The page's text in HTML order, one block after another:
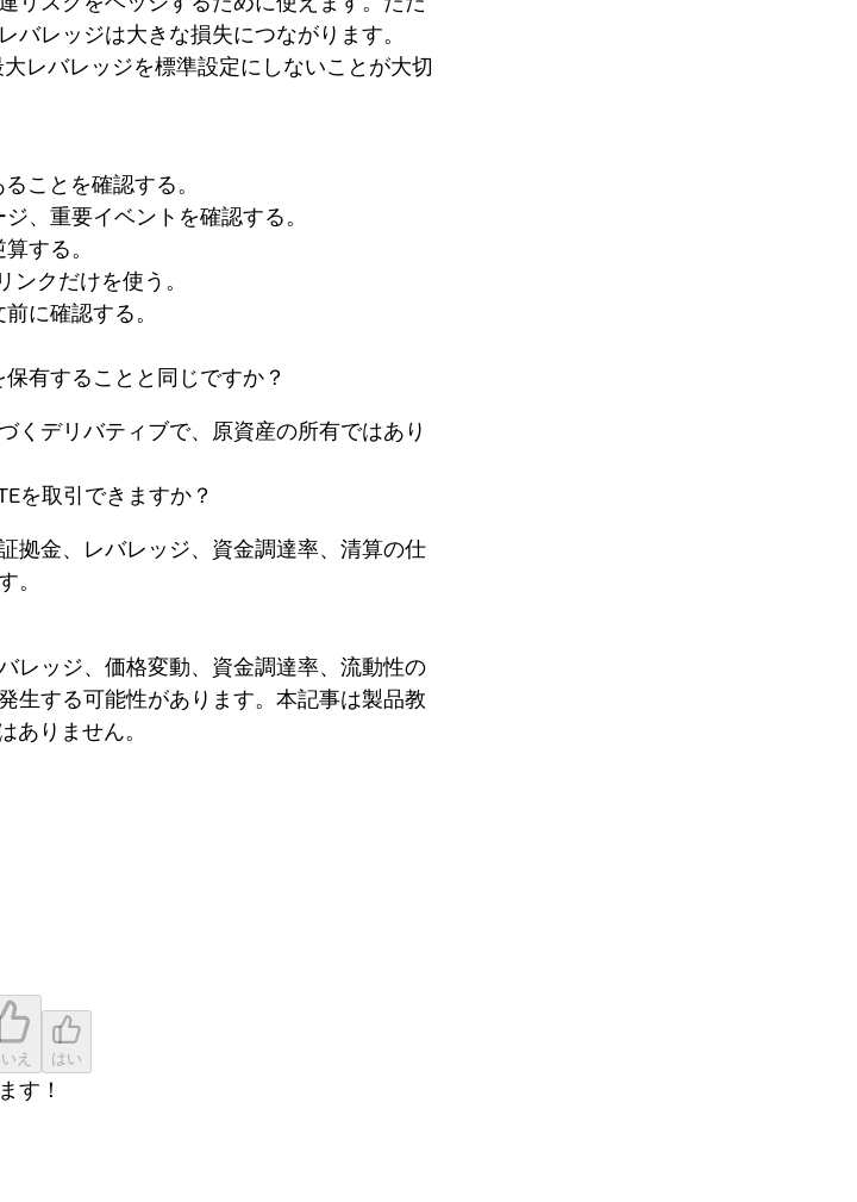
バレッジは大きな損失につながります。
レバレッジを標準設定にしないことが大切
ことを確認する。
、重要イベントを確認する。
する。
ンクだけを使う。
に確認する。
有することと同じですか？
くデリバティブで、原資産の所有ではあり
を取引できますか？
拠金、レバレッジ、資金調達率、清算の仕
。
レッジ、価格変動、資金調達率、流動性の
生する可能性があります。本記事は製品教
ありません。
え はい
す！